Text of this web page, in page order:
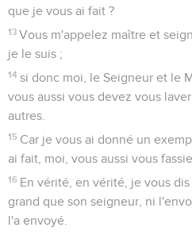
que je vous ai fait ?
13 Vous m'appelez maître et
je le suis ;
14 si donc moi, le Seigneur et le
vous aussi vous devez vous
autres.
15 Car je vous ai donné un
ai fait, moi, vous aussi vous
16 En vérité, en vérité, je vous
grand que son seigneur, ni
l'a envoyé.